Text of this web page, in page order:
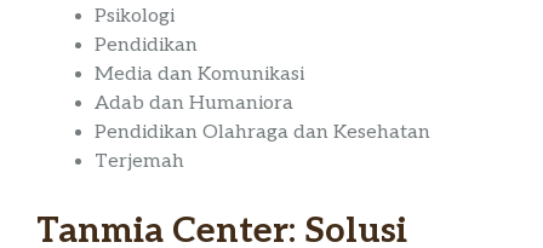
Psikologi
Pendidikan
Media dan Komunikasi
Adab dan Humaniora
Pendidikan Olahraga dan Kesehatan
Terjemah
Tanmia Center: Solusi